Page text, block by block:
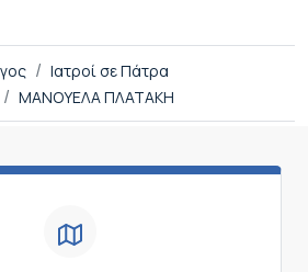
Ιατροί σε Πάτρα
ΜΑΝΟΥΕΛΑ ΠΛΑΤΑΚΗ